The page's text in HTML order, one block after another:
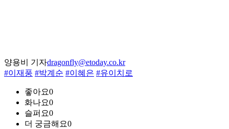
양용비 기자dragonfly@etoday.co.kr
#이재풍 #박계순 #이혜은 #유이치로
좋아요0
화나요0
슬퍼요0
더 궁금해요0